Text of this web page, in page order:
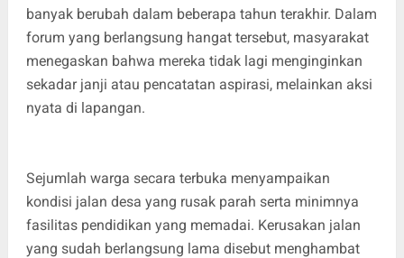
banyak berubah dalam beberapa tahun terakhir. Dalam
forum yang berlangsung hangat tersebut, masyarakat
menegaskan bahwa mereka tidak lagi menginginkan
sekadar janji atau pencatatan aspirasi, melainkan aksi
nyata di lapangan.
Sejumlah warga secara terbuka menyampaikan
kondisi jalan desa yang rusak parah serta minimnya
fasilitas pendidikan yang memadai. Kerusakan jalan
yang sudah berlangsung lama disebut menghambat